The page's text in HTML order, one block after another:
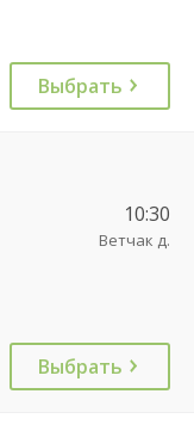
Выбрать
10:30
Ветчак д.
Выбрать